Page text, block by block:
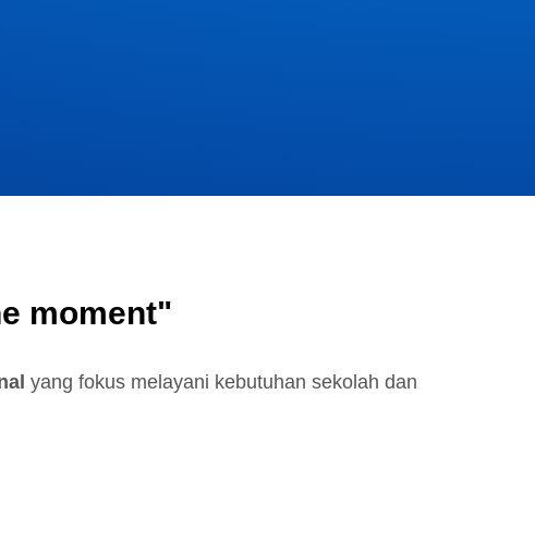
moment"
yang fokus melayani kebutuhan sekolah dan